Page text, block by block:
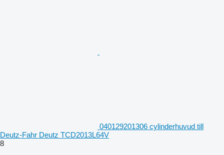
040129201306 cylinderhuvud till
Deutz-Fahr Deutz TCD2013L64V
8